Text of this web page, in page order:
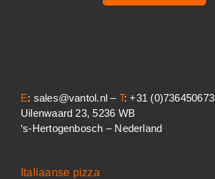
Italiaanse pizza
E: sales@vantol.nl – T: +31 (0)736450673
Uilenwaard 23, 5236 WB
‘s-Hertogenbosch – Nederland